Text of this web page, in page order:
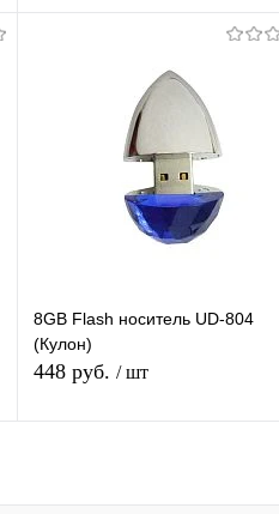
Купить в 1 клик
В избранное Под заказ
8GB Flash носитель UD-804
(Кулон)
448 руб. / шт